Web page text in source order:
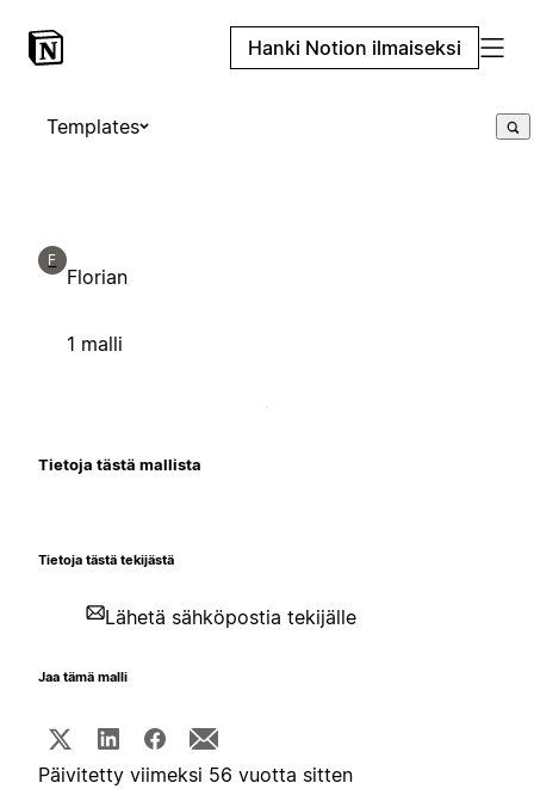
Hanki Notion ilmaiseksi
Templates
F
Florian
1 malli
Tietoja tästä mallista
Tietoja tästä tekijästä
Lähetä sähköpostia tekijälle
Jaa tämä malli
Päivitetty viimeksi 56 vuotta sitten